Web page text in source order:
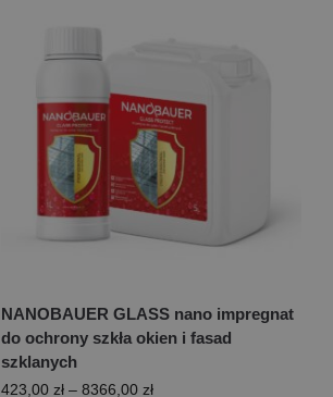
NANOBAUER GLASS nano impregnat
do ochrony szkła okien i fasad
szklanych
423,00 zł – 8366,00 zł